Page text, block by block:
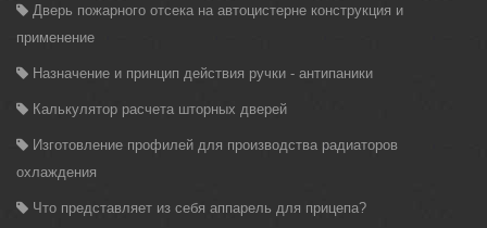
Дверь пожарного отсека на автоцистерне конструкция и
применение
Назначение и принцип действия ручки - антипаники
Калькулятор расчета шторных дверей
Изготовление профилей для производства радиаторов
охлаждения
Что представляет из себя аппарель для прицепа?